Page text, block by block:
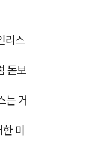
리스
돋보
는 거
미